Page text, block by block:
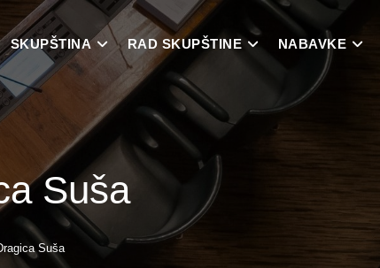
SKUPŠTINA RAD SKUPŠTINE NABAVKE
Suša
Suša